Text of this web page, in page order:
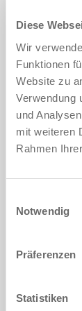
Diese
Wir
Funktionen
Website zu
Verwendung
und
mit weiteren
Rahmen
Notwendig
Präferenzen
Statistiken